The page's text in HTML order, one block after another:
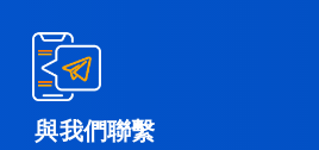
與我們聯繫